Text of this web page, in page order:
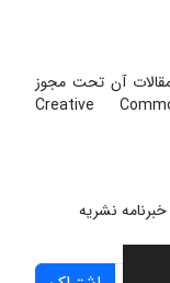
آن تحت مجوز
Creative
نشریه